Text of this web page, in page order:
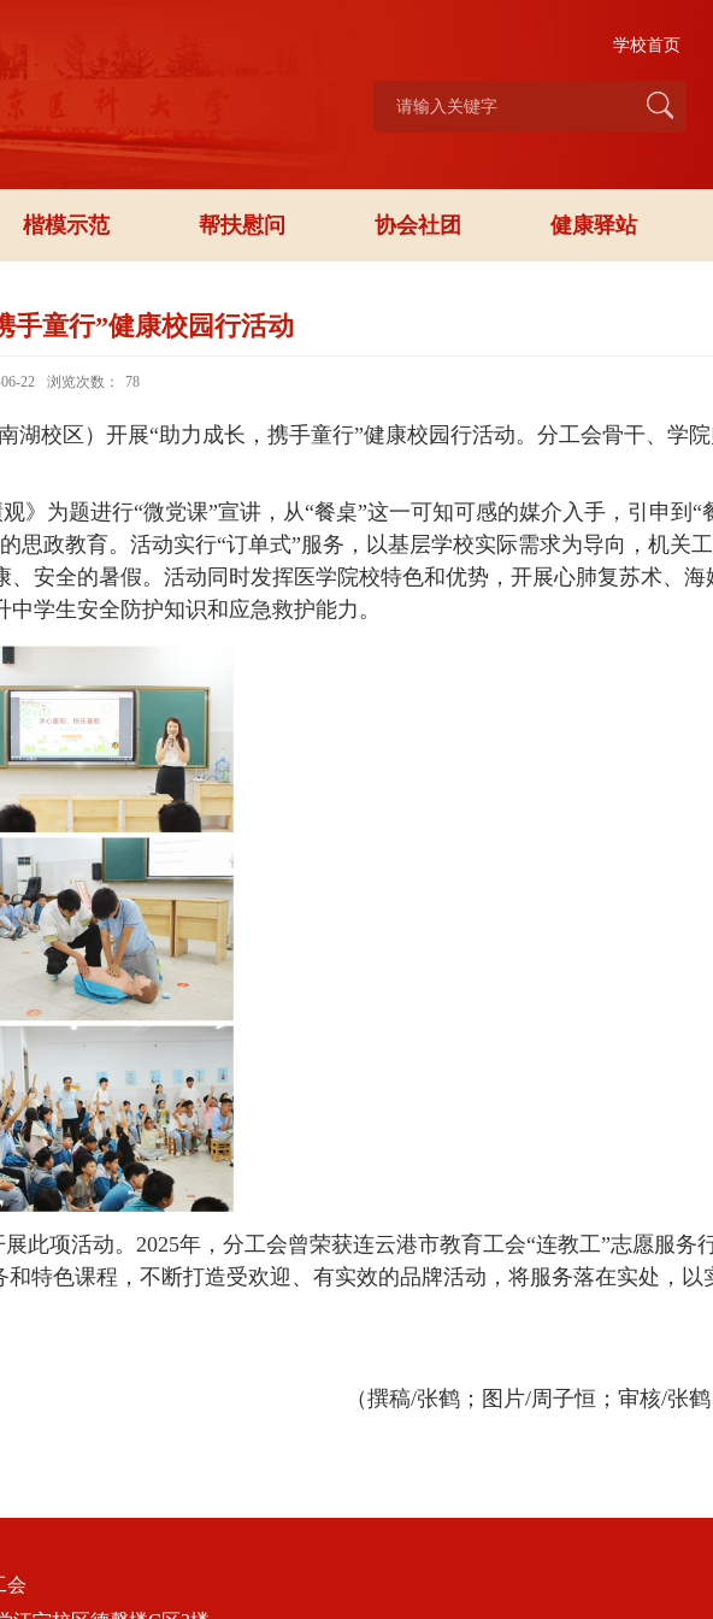
学校首页
楷模示范 帮扶慰问 协会社团 健康驿站
手童行”健康校园行活动
22 浏览次数： 78
校区）开展“助力成长，携手童行”健康校园行活动。分工会骨干、学
为题进行“微党课”宣讲，从“餐桌”这一可知可感的媒介入手，引申到“
政教育。活动实行“订单式”服务，以基层学校实际需求为导向，机关工
安全的暑假。活动同时发挥医学院校特色和优势，开展心肺复苏术、海
学生安全防护知识和应急救护能力。
此项活动。2025年，分工会曾荣获连云港市教育工会“连教工”志愿服务
特色课程，不断打造受欢迎、有实效的品牌活动，将服务落在实处，以
（撰稿/张鹤；图片/周子恒；审核/张
会